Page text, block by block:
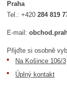
Praha
Tel.:+420284 819
E-mail:
Přijďte si osobně
Na Košince 106/3
Úplný kontakt